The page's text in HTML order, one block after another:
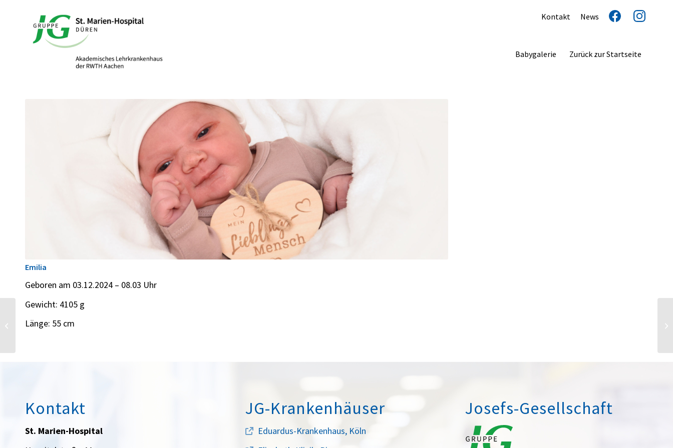
Kontakt News
Babygalerie Zurück zur Startseite
Emilia
Geboren am 03.12.2024 – 08.03 Uhr
Gewicht: 4105 g
Länge: 55 cm
Kontakt
St. Marien-Hospital
JG-Krankenhäuser
Eduardus-Krankenhaus, Köln
Josefs-Gesellschaft
Marie